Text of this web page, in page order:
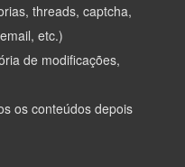
threads, captcha,
etc.)
de modificações,
os conteúdos depois